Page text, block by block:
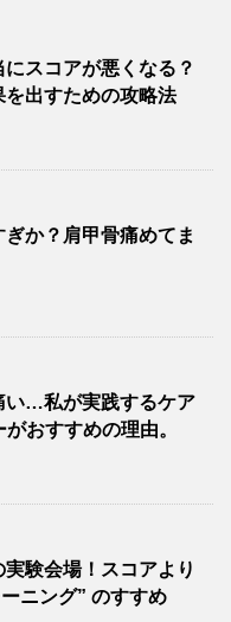
スコアが悪くなる？
出すための攻略法
か？肩甲骨痛めてま
い…私が実践するケア
おすすめの理由。
験会場！スコアより
ニング” のすすめ